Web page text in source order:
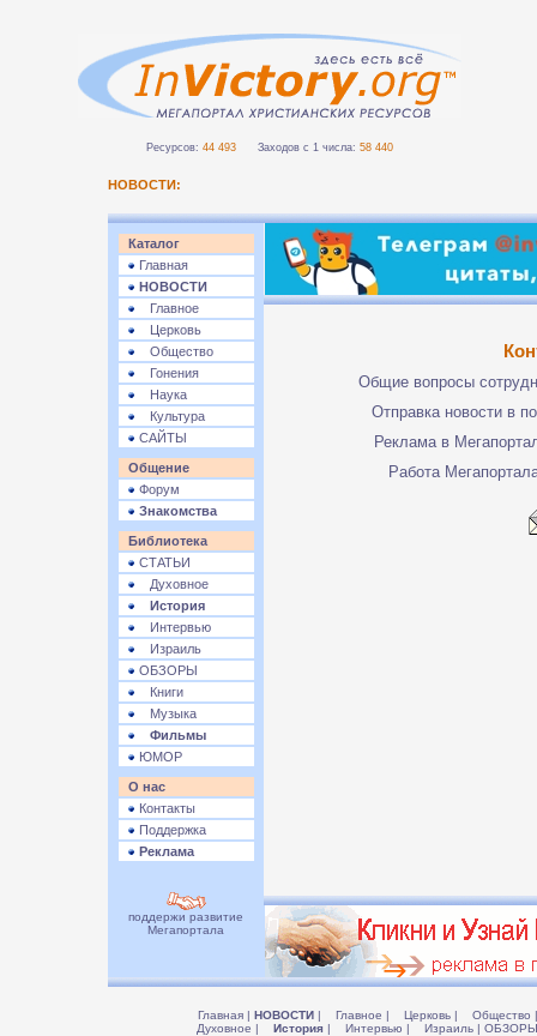
Ресурсов: 44 493 Заходов с 1 числа: 58 440
НОВОСТИ:
Каталог
Главная
НОВОСТИ
Главное
Церковь
Общество
Гонения
Наука
Культура
САЙТЫ
Общение
Форум
Знакомства
Библиотека
СТАТЬИ
Духовное
История
Интервью
Израиль
ОБЗОРЫ
Книги
Музыка
Фильмы
ЮМОР
О нас
Контакты
Поддержка
Реклама
Общие вопросы
Отправка новости в
Реклама в
Работа
поддержи развитие
Мегапортала
Главная | НОВОСТИ | Главное | Церковь | Общество |
Духовное | История | Интервью | Израиль |